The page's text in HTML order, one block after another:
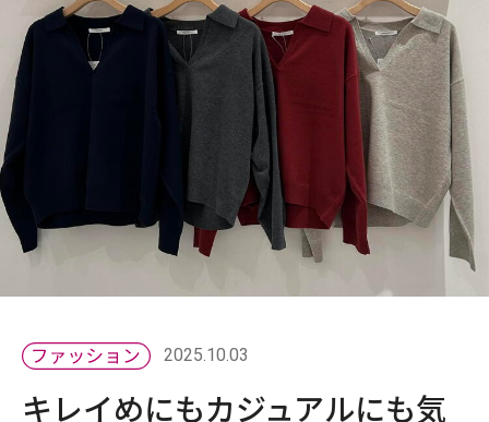
2025.10.03
キレイめにもカジュアルにも気